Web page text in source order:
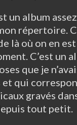
un album
répertoire.
là où on en
C’est un
que je
qui
gravés
tout petit.